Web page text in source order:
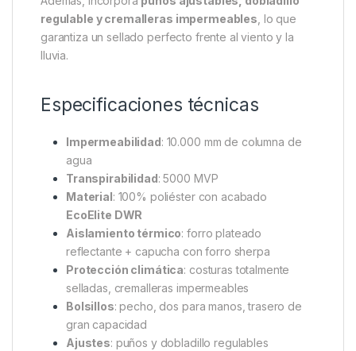
regulable y cremalleras impermeables , lo que
garantiza un sellado perfecto frente al viento y la
lluvia.
Especificaciones técnicas
Impermeabilidad: 10.000 mm de columna de
agua
Transpirabilidad: 5000 MVP
Material: 100% poliéster con acabado
EcoElite DWR
Aislamiento térmico: forro plateado
reflectante + capucha con forro sherpa
Protección climática: costuras totalmente
selladas, cremalleras impermeables
Bolsillos: pecho, dos para manos, trasero de
gran capacidad
Ajustes: puños y dobladillo regulables